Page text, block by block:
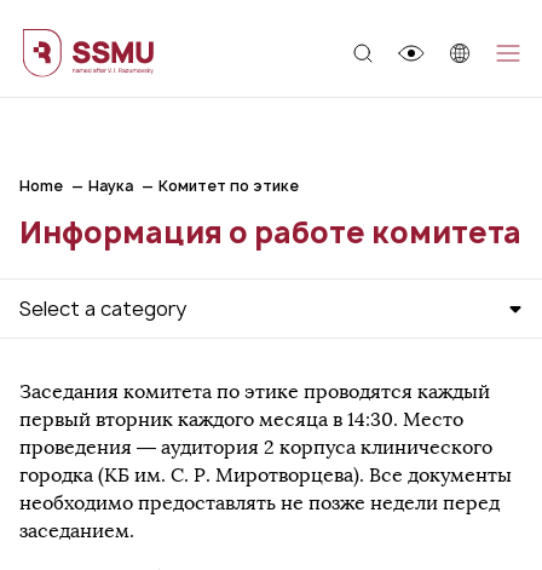
Home Наука Комитет по этике
Информация о работе комитета
Select a category
Заседания комитета по этике проводятся каждый
первый вторник каждого месяца в 14:30. Место
проведения — аудитория 2 корпуса клинического
городка (КБ им. С. Р. Миротворцева). Все документы
необходимо предоставлять не позже недели перед
заседанием.